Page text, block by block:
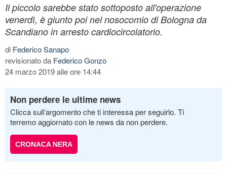
Il piccolo sarebbe stato sottoposto all'operazione
venerdì, è giunto poi nel nosocomio di Bologna da
Scandiano in arresto cardiocircolatorio.
di Federico Sanapo
revisionato da Federico Gonzo
24 marzo 2019 alle ore 14:44
Non perdere le ultime news
Clicca sull’argomento che ti interessa per seguirlo. Ti
terremo aggiornato con le news da non perdere.
CRONACA NERA